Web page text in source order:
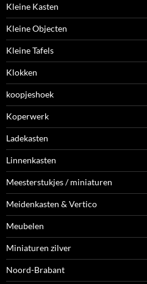
Kleine Kasten
Kleine Objecten
Kleine Tafels
Klokken
koopjeshoek
Koperwerk
Ladekasten
Linnenkasten
Meesterstukjes / miniaturen
Meidenkasten & Vertico
Meubelen
Miniaturen zilver
Noord-Brabant